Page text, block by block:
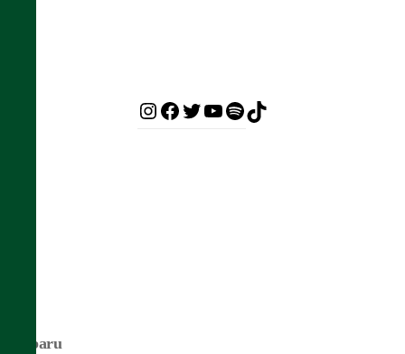
Instagram
Facebook
TwitterYouTube
Spotify
Terbaru